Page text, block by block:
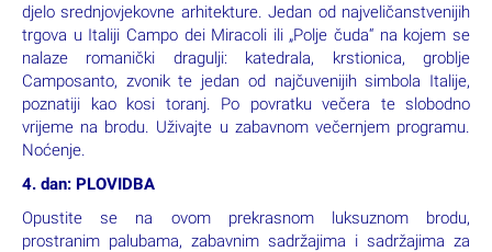
djelo srednjovjekovne arhitekture. Jedan od najveličanstvenijih
trgova u Italiji Campo dei Miracoli ili „Polje čuda“ na kojem se
nalaze romanički dragulji: katedrala, krstionica, groblje
Camposanto, zvonik te jedan od najčuvenijih simbola Italije,
poznatiji kao kosi toranj. Po povratku večera te slobodno
vrijeme na brodu. Uživajte u zabavnom večernjem programu.
Noćenje.
4. dan: PLOVIDBA
Opustite se na ovom prekrasnom luksuznom brodu,
prostranim palubama, zabavnim sadržajima i sadržajima za